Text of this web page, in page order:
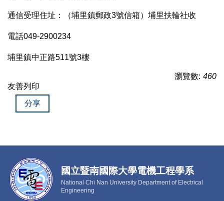
通信受理住址：（埔里鎮郵政3號信箱）埔里扶輪社收
電話049-2900234
埔里鎮中正路511號3樓
瀏覽數: 460
友善列印
分享
國立暨南國際大學電機工程學系
National Chi Nan University Department of Electrical
Engineering